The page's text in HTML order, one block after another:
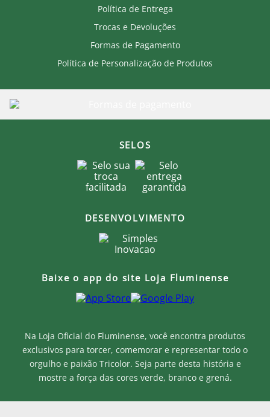
Na Loja Oficial do Fluminense, você encontra produtos
exclusivos para torcer, comemorar e representar todo o
orgulho e paixão Tricolor. Seja parte desta história e
mostre a força das cores verde, branco e grená.
Política de Entrega
Trocas e Devoluções
Formas de Pagamento
Política de Personalização de Produtos
SELOS
DESENVOLVIMENTO
Baixe o app do site Loja Fluminense